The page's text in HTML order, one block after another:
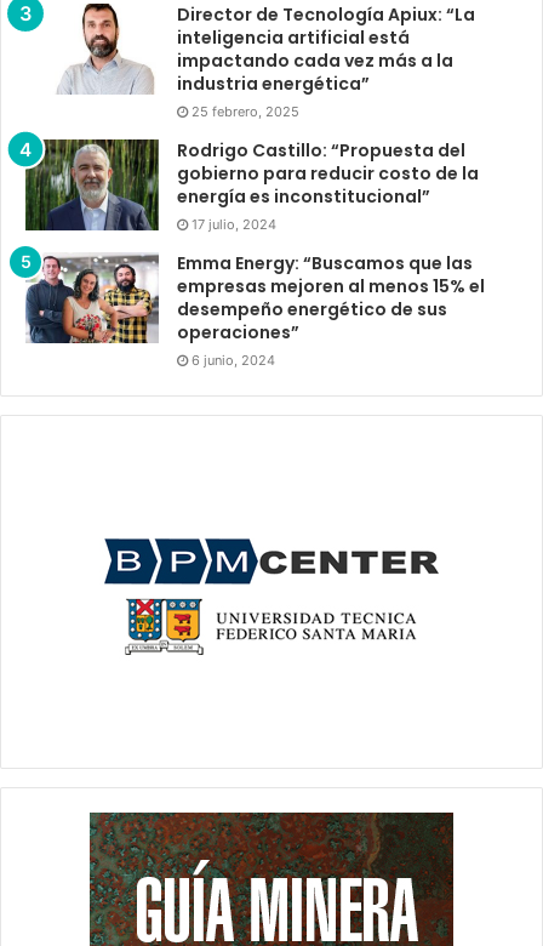
Director de Tecnología Apiux: “La
inteligencia artificial está
impactando cada vez más a la
industria energética”
25 febrero, 2025
Rodrigo Castillo: “Propuesta del
gobierno para reducir costo de la
energía es inconstitucional”
17 julio, 2024
Emma Energy: “Buscamos que las
empresas mejoren al menos 15% el
desempeño energético de sus
operaciones”
6 junio, 2024